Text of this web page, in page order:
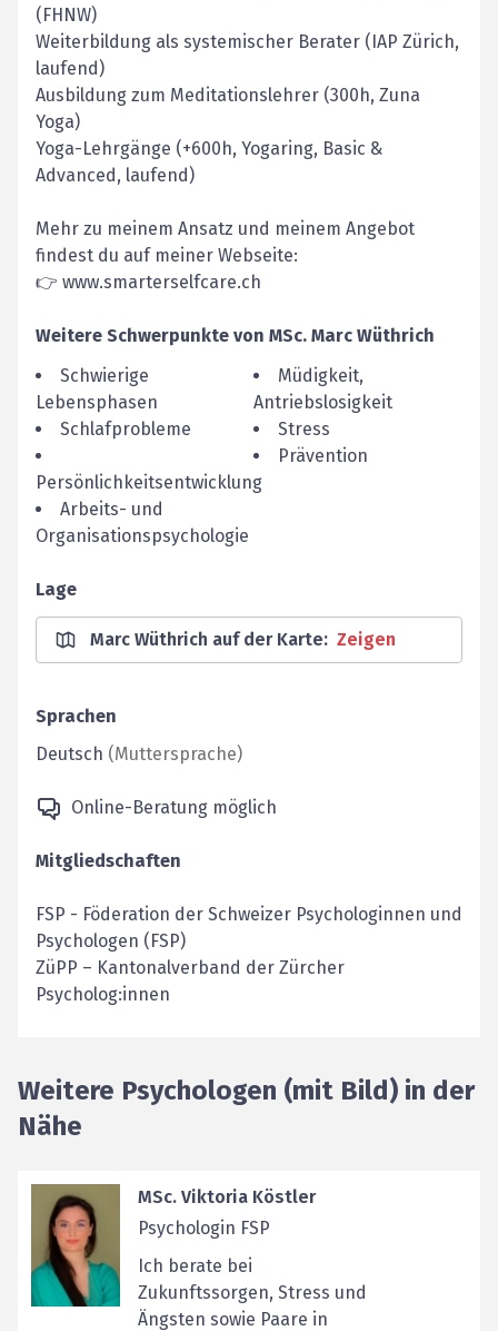
(FHNW)
Weiterbildung als systemischer Berater (IAP Zürich,
laufend)
Ausbildung zum Meditationslehrer (300h, Zuna
Yoga)
Yoga-Lehrgänge (+600h, Yogaring, Basic &
Advanced, laufend)
Mehr zu meinem Ansatz und meinem Angebot
findest du auf meiner Webseite:
👉 www.smarterselfcare.ch
Weitere Schwerpunkte von MSc. Marc Wüthrich
Schwierige
Lebensphasen
Müdigkeit,
Antriebslosigkeit
Schlafprobleme
Stress
Persönlichkeitsentwicklung
Prävention
Arbeits- und
Organisationspsychologie
Lage
Marc Wüthrich auf der Karte: Zeigen
Sprachen
Deutsch (Muttersprache)
Online-Beratung möglich
Mitgliedschaften
FSP - Föderation der Schweizer Psychologinnen und
Psychologen (FSP)
ZüPP – Kantonalverband der Zürcher
Psycholog:innen
Weitere Psychologen (mit Bild) in der
Nähe
MSc. Viktoria Köstler
Psychologin FSP
Ich berate bei
Zukunftssorgen, Stress und
Ängsten sowie Paare in